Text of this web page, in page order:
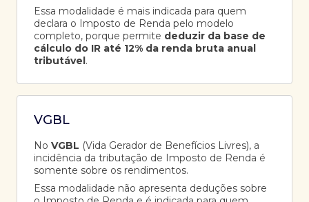
Essa modalidade é mais indicada para quem
declara o Imposto de Renda pelo modelo
completo, porque permite deduzir da base de
cálculo do IR até 12% da renda bruta anual
tributável.
VGBL
No VGBL (Vida Gerador de Benefícios Livres), a
incidência da tributação de Imposto de Renda é
somente sobre os rendimentos.
Essa modalidade não apresenta deduções sobre